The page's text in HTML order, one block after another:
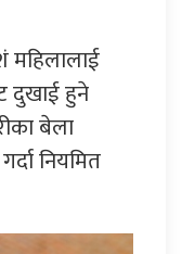
महिलालाई
दुखाई हुने
बेला
नियमित